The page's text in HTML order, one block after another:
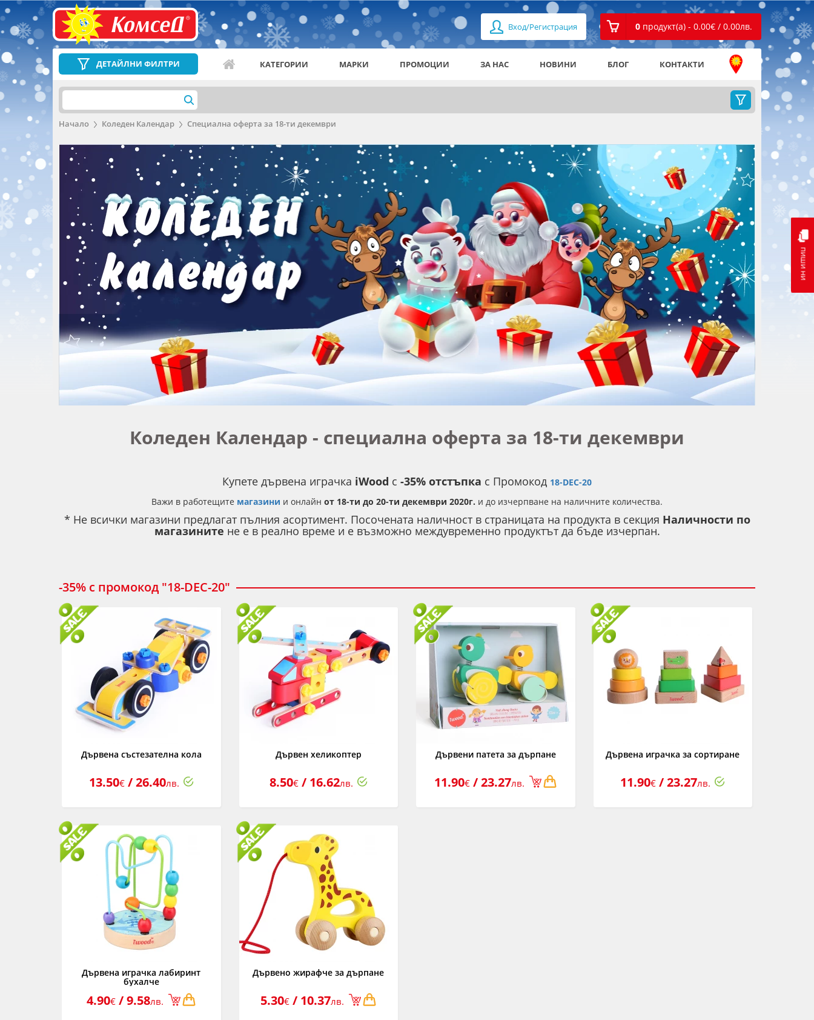
Вход/Регистрация 0 продукт(а) - 0.00€ / 0.00лв.
пиши ни
ДЕТАЙЛНИ ФИЛТРИ КАТЕГОРИИ МАРКИ ПРОМОЦИИ ЗА НАС НОВИНИ БЛОГ КОНТАКТИ
Начало Коледен Календар Специална оферта за 18-ти декември
Коледен Календар - специална оферта за 18-ти декември
Купете дървена играчка iWood с -35% отстъпка с Промокод 18-DEC-20
Важи в работещите магазини и онлайн от 18-ти до 20-ти декември 2020г. и до изчерпване на наличните количества.
* Не всички магазини предлагат пълния асортимент. Посочената наличност в страницата на продукта в секция Наличности по
магазините не е в реално време и е възможно междувременно продуктът да бъде изчерпан.
-35% с промокод "18-DEC-20"
Дървена състезателна кола
13.50€/ 26.40лв.
Дървен хеликоптер
8.50€/ 16.62лв.
Дървени патета за дърпане
11.90€ / 23.27лв.
Дървена играчка за сортиране
11.90€ / 23.27лв.
Дървена играчка лабиринт
бухалче
4.90€ / 9.58лв.
Дървено жирафче за дърпане
5.30€ / 10.37лв.